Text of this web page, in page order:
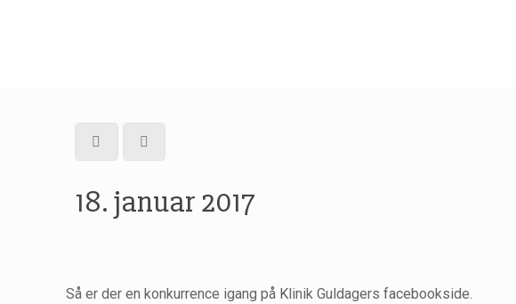
18. januar 2017
Så er der en konkurrence igang på Klinik Guldagers facebookside.